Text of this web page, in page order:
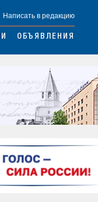
Написать в редакцию
ОБЪЯВЛЕНИЯ